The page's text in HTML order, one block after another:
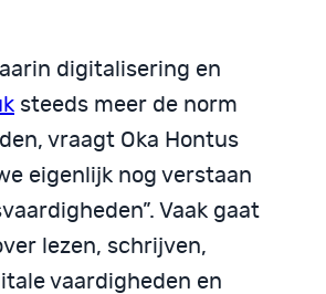
digitalisering en
steeds meer de norm
vraagt Oka Hontus
eigenlijk nog verstaan
Vaak gaat
lezen, schrijven,
vaardigheden en